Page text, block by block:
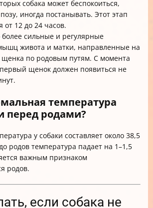
собака может беспокоиться,
иногда постанывать. Этот этап
от 12 до 24 часов.
сильные и регулярные
живота и матки, направленные на
по родовым путям. С момента
щенок должен появиться не
температура
перед родами?
у собаки составляет около 38,5
родов температура падает на 1–1,5
важным признаком
родов.
если собака не